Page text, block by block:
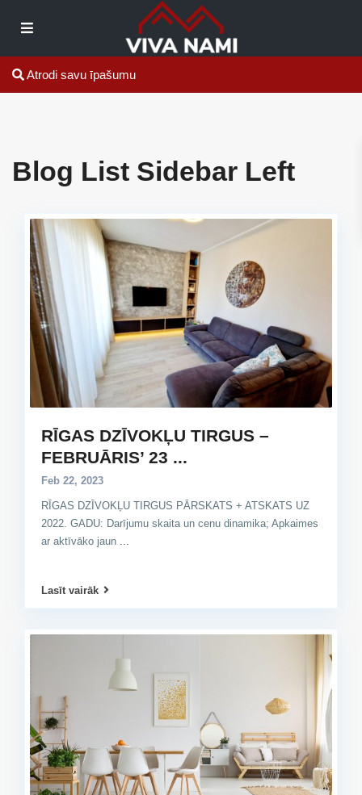
Atrodi savu īpašumu
Blog List Sidebar Left
RĪGAS DZĪVOKĻU TIRGUS –
FEBRUĀRIS’ 23 ...
Feb 22, 2023
RĪGAS DZĪVOKĻU TIRGUS PĀRSKATS + ATSKATS UZ
2022. GADU: Darījumu skaita un cenu dinamika; Apkaimes
ar aktīvāko jaun
Lasīt vairāk